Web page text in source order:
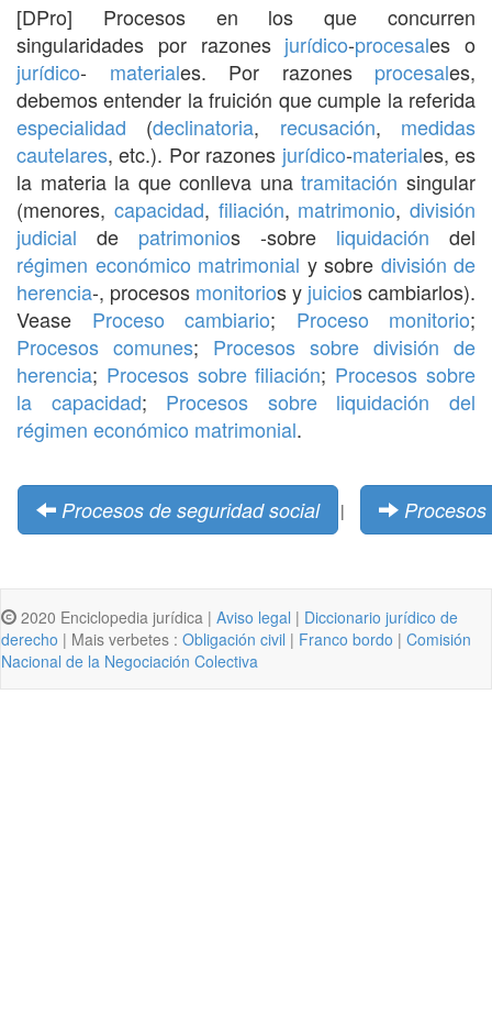
[DPro] Procesos en los que concurren
singularidades por razones jurídico-procesales o
jurídico- materiales. Por razones procesales,
debemos entender la fruición que cumple la referida
especialidad (declinatoria, recusación, medidas
cautelares, etc.). Por razones jurídico-materiales, es
la materia la que conlleva unatramitación singular
(menores, capacidad, filiación, matrimonio, división
judicial de patrimonios -sobre liquidación del
régimen económico matrimonial y sobre división de
herencia-, procesos monitorios y juicios cambiarlos).
Vease Proceso cambiario; Proceso monitorio;
Procesos comunes; Procesos sobre división de
herencia; Procesos sobre filiación; Procesos sobre
la capacidad; Procesos sobre liquidación del
régimen económico matrimonial.
Procesos de seguridad social |
2020 Enciclopedia jurídica | Aviso legal | Diccionario jurídico de
derecho | Mais verbetes : Obligación civil | Franco bordo | Comisión
Nacional de la Negociación Colectiva